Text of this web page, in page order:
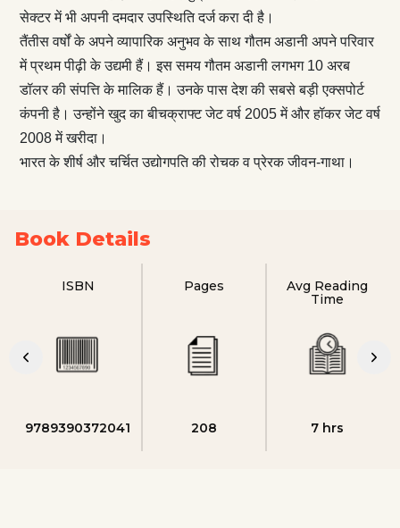
सेक्टर में भी अपनी दमदार उपस्थिति दर्ज करा दी है।
तैंतीस वर्षों के अपने व्यापारिक अनुभव के साथ गौतम अडानी अपने परिवार
में प्रथम पीढ़ी के उद्यमी हैं। इस समय गौतम अडानी लगभग 10 अरब
डॉलर की संपत्ति के मालिक हैं। उनके पास देश की सबसे बड़ी एक्सपोर्ट
कंपनी है। उन्होंने खुद का बीचक्राफ्ट जेट वर्ष 2005 में और हॉकर जेट वर्ष
2008 में खरीदा।
भारत के शीर्ष और चर्चित उद्योगपति की रोचक व प्रेरक जीवन-गाथा।
Book Details
ISBN
9789390372041
Pages
208
Avg Reading
Time
7 hrs